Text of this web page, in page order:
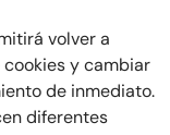
volver a
y cambiar
de inmediato.
diferentes